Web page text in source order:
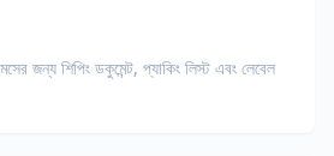
জন্য শিপিং ডকুমেন্ট, প্যাকিং লিস্ট এবং লেবেল